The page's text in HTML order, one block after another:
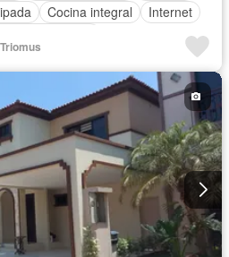
Cocina integral
Internet
Agua
Seguridad
Piscina